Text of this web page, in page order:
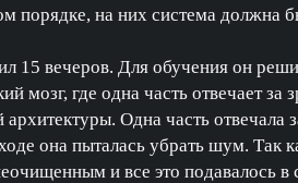
порядке, на них система должна
15 вечеров. Для обучения он
мозг, где одна часть отвечает за
Одна часть отвечала
она пыталась убрать шум. Так
и все это подавалось в